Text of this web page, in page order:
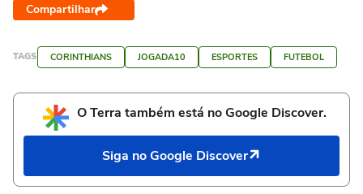
Compartilhar
TAGS CORINTHIANS JOGADA10 ESPORTES FUTEBOL
O Terra também está no Google Discover.
Siga no Google Discover